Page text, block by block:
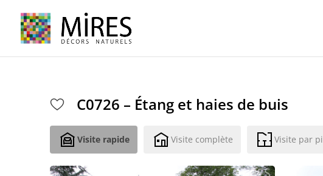
C0726 – Étang et haies de buis
Visite rapide Visite complète Visite par